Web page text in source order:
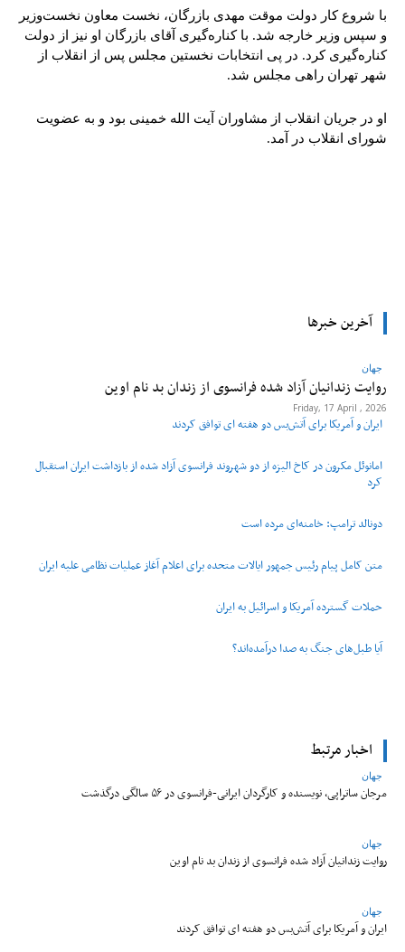
با شروع کار دولت موقت مهدی بازرگان، نخست معاون نخست‌وزیر
و سپس وزیر خارجه شد. با کناره‌گیری آقای بازرگان او نیز از دولت
کناره‌گیری کرد. در پی انتخابات نخستین مجلس پس از انقلاب از
شهر تهران راهی مجلس شد.
او در جریان انقلاب از مشاوران آیت الله خمینی بود و به عضویت
شورای انقلاب در آمد.
آخرین خبرها
جهان
روایت زندانیان آزاد شده فرانسوی از زندان ‌بد نام اوین
Friday, 17 April , 2026
ایران و آمریکا برای آتش‌بس دو هفته‌ ای توافق کردند
امانوئل مکرون در کاخ الیزه از دو شهروند فرانسوی آزاد شده از بازداشت ایران استقبال
کرد
دونالد ترامپ: خامنه‌ای مرده است
متن کامل پیام رئیس جمهور ایالات متحده برای اعلام آغاز عملیات نظامی علیه ایران
حملات گسترده آمریکا و اسرائیل به ایران
آیا طبل‌های جنگ به صدا درآمده‌اند؟
اخبار مرتبط
جهان
مرجان ساتراپی، نویسنده و کارگردان ایرانی-فرانسوی در ۵۶ سالگی درگذشت
جهان
روایت زندانیان آزاد شده فرانسوی از زندان ‌بد نام اوین
جهان
ایران و آمریکا برای آتش‌بس دو هفته‌ ای توافق کردند